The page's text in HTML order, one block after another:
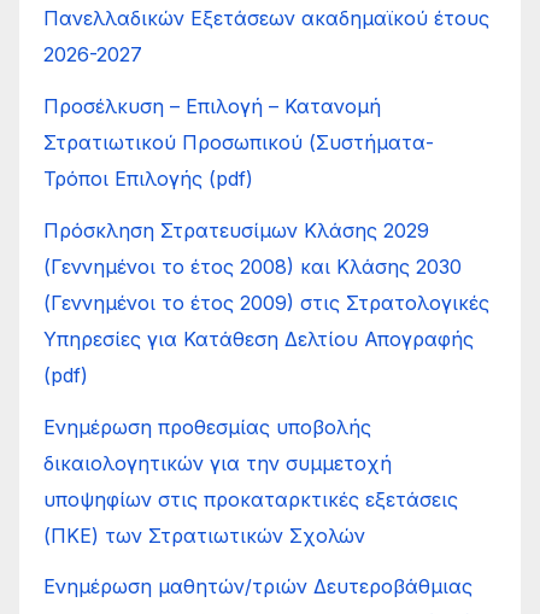
Πανελλαδικών Εξετάσεων ακαδημαϊκού έτους
2026-2027
Προσέλκυση – Επιλογή – Κατανοµή
Στρατιωτικού Προσωπικού (Συστήµατα-
Τρόποι Επιλογής (pdf)
Πρόσκληση Στρατευσίμων Κλάσης 2029
(Γεννημένοι το έτος 2008) και Κλάσης 2030
(Γεννημένοι το έτος 2009) στις Στρατολογικές
Υπηρεσίες για Κατάθεση Δελτίου Απογραφής
(pdf)
Ενημέρωση προθεσμίας υποβολής
δικαιολογητικών για την συμμετοχή
υποψηφίων στις προκαταρκτικές εξετάσεις
(ΠΚΕ) των Στρατιωτικών Σχολών
Ενημέρωση μαθητών/τριών Δευτεροβάθμιας